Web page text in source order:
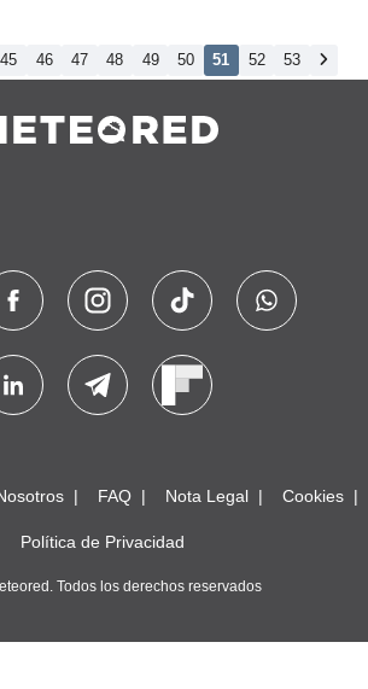
45 46 47 48 49 50 51 52 53
FAQ Nota Legal Cookies
Política de Privacidad
Todos los derechos reservados